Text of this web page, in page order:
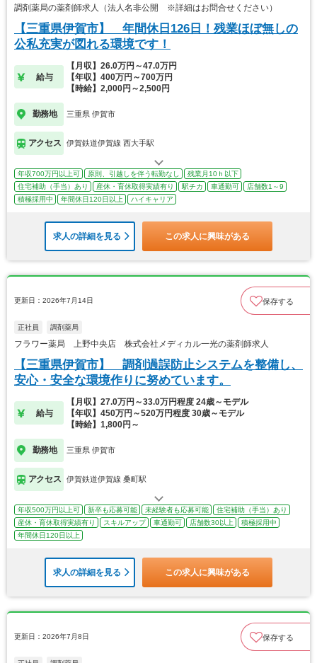
調剤薬局の薬剤師求人（法人名非公開 ※詳細はお問合せください）
【三重県伊賀市】 年間休日126日！残業ほぼ無しの
公私充実が図れる環境です！
給与
【月収】26.0万円～47.0万円
【年収】400万円～700万円
【時給】2,000円～2,500円
勤務地 三重県 伊賀市
アクセス 伊賀鉄道伊賀線 西大手駅
年収700万円以上可 原則、引越しを伴う転勤なし
残業月10ｈ以下
住宅補助（手当）あり
産休・育休取得実績有り 駅チカ 車通勤可
店舗数1～9
積極採用中
年間休日120日以上 ハイキャリア
求人の詳細を見る この求人に興味がある
更新日：2026年7月14日 保存する
正社員 調剤薬局
フラワー薬局 上野中央店 株式会社メディカル一光の薬剤師求人
【三重県伊賀市】 調剤過誤防止システムを整備し、
安心・安全な環境作りに努めています。
給与
【月収】27.0万円～33.0万円程度 24歳～モデル
【年収】450万円～520万円程度 30歳～モデル
【時給】1,800円～
勤務地 三重県 伊賀市
アクセス 伊賀鉄道伊賀線 桑町駅
年収500万円以上可 新卒も応募可能 未経験者も応募可能
住宅補助（手当）あり
産休・育休取得実績有り
スキルアップ 車通勤可 店舗数30以上
積極採用中
年間休日120日以上
求人の詳細を見る この求人に興味がある
更新日：2026年7月8日 保存する